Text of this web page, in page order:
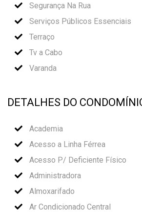
Segurança Na Rua
Serviços Públicos Essenciais
Terraço
Tv a Cabo
Varanda
DETALHES DO
Academia
Acesso a Linha Férrea
Acesso P/ Deficiente Físico
Administradora
Almoxarifado
Ar Condicionado Central